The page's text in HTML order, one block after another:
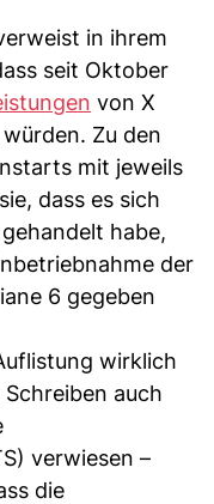
in ihrem
seit Oktober
von X
Zu den
mit jeweils
dass es sich
habe,
der
6 gegeben
wirklich
auch
verwiesen –
die